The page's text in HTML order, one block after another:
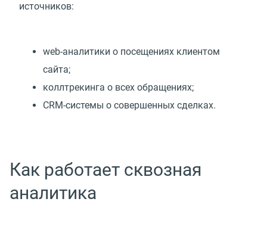
источников:
web-аналитики о посещениях клиентом
сайта;
коллтрекинга о всех обращениях;
CRM-системы о совершенных сделках.
Как работает сквозная
аналитика